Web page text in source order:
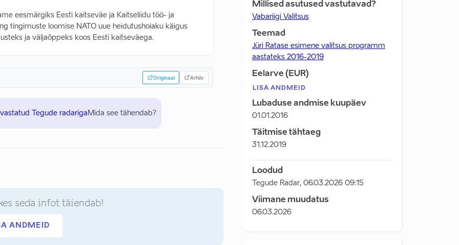
eesmärgiks Eesti kaitseväe ja Kaitseliidu töö- ja
tingimuste loomise NATO uue heidutushoiaku käigus
ja väljaõppeks koos Eesti kaitseväega.
Originaal Arhiiv
Tegude radariga Mida see tähendab?
seda infot täiendab!
ANDMEID
Millised asutused vastutavad?
Vabariigi Valitsus
Teemad
Jüri Ratase esimene valitsus programm
aastateks 2016-2019
Eelarve (EUR)
LISA ANDMEID
Lubaduse andmise kuupäev
01.01.2016
Täitmise tähtaeg
31.12.2019
Loodud
Tegude Radar, 06.03.2026 09:15
Viimane muudatus
06.03.2026